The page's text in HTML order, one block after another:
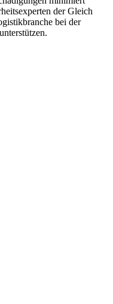
der Gleich
bei der